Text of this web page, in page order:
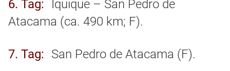
6. Tag
Iquique – San Pedro de
Atacama (ca. 490 km; F).
7. Tag San Pedro de Atacama (F).